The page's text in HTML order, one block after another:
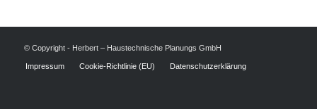
© Copyright - Herbert – Haustechnische Planungs GmbH
Impressum Cookie-Richtlinie (EU) Datenschutzerklärung